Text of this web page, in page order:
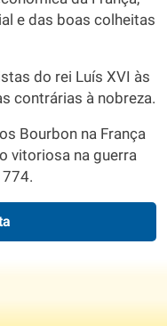
e das boas colheitas
do rei Luís XVI às
contrárias à nobreza.
Bourbon na França
vitoriosa na guerra